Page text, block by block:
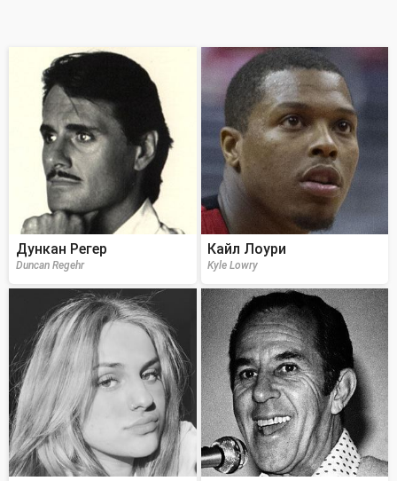
Дункан Регер
Duncan Regehr
Кайл Лоури
Kyle Lowry